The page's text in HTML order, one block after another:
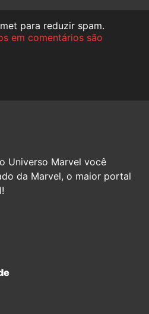
para reduzir spam.
em comentários são
Universo Marvel você
da Marvel, o maior portal